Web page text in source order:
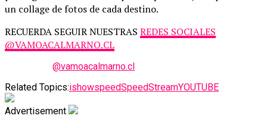
un collage de fotos de cada destino.
RECUERDA SEGUIR NUESTRAS REDES SOCIALES
@VAMOACALMARNO.CL
@vamoacalmarno.cl
Related Topics:ishowspeedSpeedStreamYOUTUBE
Advertisement